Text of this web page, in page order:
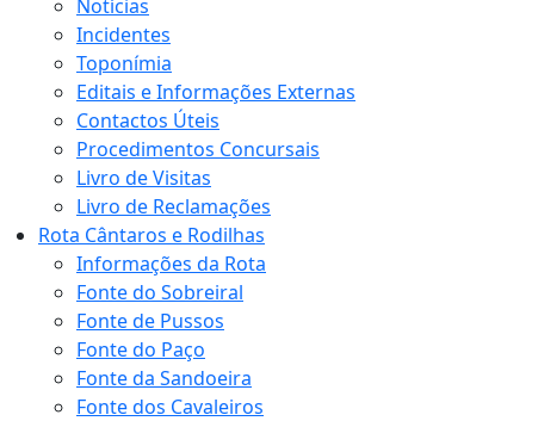
Notícias
Incidentes
Toponímia
Editais e Informações Externas
Contactos Úteis
Procedimentos Concursais
Livro de Visitas
Livro de Reclamações
Rota Cântaros e Rodilhas
Informações da Rota
Fonte do Sobreiral
Fonte de Pussos
Fonte do Paço
Fonte da Sandoeira
Fonte dos Cavaleiros